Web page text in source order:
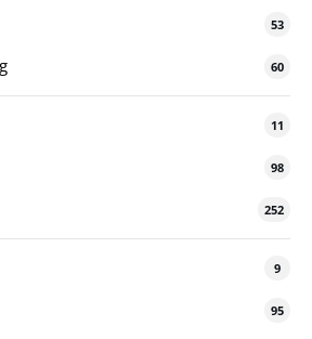
53
60
11
98
252
9
95